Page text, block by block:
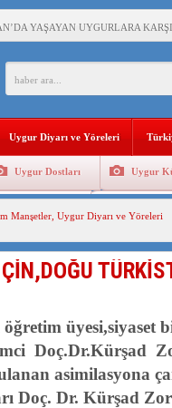
YAŞAYAN UYGURLARA
UYGULAMALARI
DOÇ.DR.KAAN : DOĞU
ÖVEN DİYANET
MESAJİ : 05.07.2009
JİANG’İN TRABZON
Uygur Diyarı ve Yöreleri
Uygur Dostları Uygur
Manşetler Uygur Diyarı ve Yöreleri
üyesi,siyaset
Doç.Dr.Kürşad
asimilasyona
Doç. Dr. Kürşad